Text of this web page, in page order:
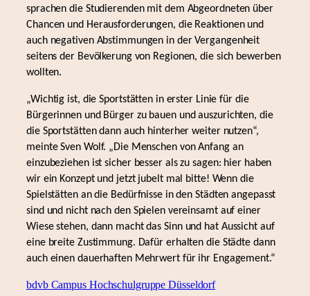
sprachen die Studierenden mit dem Abgeordneten über
Chancen und Herausforderungen, die Reaktionen und
auch negativen Abstimmungen in der Vergangenheit
seitens der Bevölkerung von Regionen, die sich bewerben
wollten.
„Wichtig ist, die Sportstätten in erster Linie für die
Bürgerinnen und Bürger zu bauen und auszurichten, die
die Sportstätten dann auch hinterher weiter nutzen“,
meinte Sven Wolf. „Die Menschen von Anfang an
einzubeziehen ist sicher besser als zu sagen: hier haben
wir ein Konzept und jetzt jubelt mal bitte! Wenn die
Spielstätten an die Bedürfnisse in den Städten angepasst
sind und nicht nach den Spielen vereinsamt auf einer
Wiese stehen, dann macht das Sinn und hat Aussicht auf
eine breite Zustimmung. Dafür erhalten die Städte dann
auch einen dauerhaften Mehrwert für ihr Engagement.“
bdvb Campus Hochschulgruppe Düsseldorf